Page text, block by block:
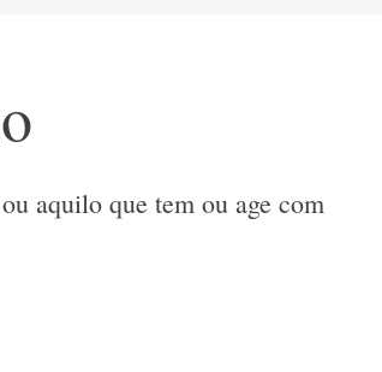
aquilo que tem ou age com